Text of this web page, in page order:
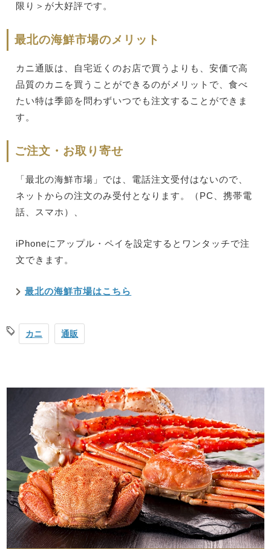
限り＞が大好評です。
最北の海鮮市場のメリット
カニ通販は、自宅近くのお店で買うよりも、安価で高
品質のカニを買うことができるのがメリットで、食べ
たい特は季節を問わずいつでも注文することができま
す。
ご注文・お取り寄せ
「最北の海鮮市場」では、電話注文受付はないので、
ネットからの注文のみ受付となります。（PC、携帯電
話、スマホ）、
iPhoneにアップル・ペイを設定するとワンタッチで注
文できます。
最北の海鮮市場はこちら
カニ 通販